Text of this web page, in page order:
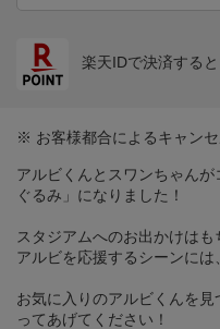
楽天IDで決済すると
※ お客様都合によるキャンセ
アルビくんとスワンちゃん
ぐるみ」になりました！
スタジアムへのお出かけはも
アルビを応援するシーンには
お気に入りのアルビくんを
ってあげてください！